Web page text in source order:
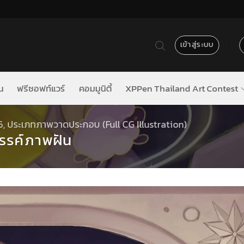
เข้าสู่ระบบ
ฟรีซอฟท์แวร์ คอมมูนิตี้ XPPen Thailand Art Contest
, ประเภทภาพวาดประกอบ (Full CG Illustration)
รค์ภาพฝัน